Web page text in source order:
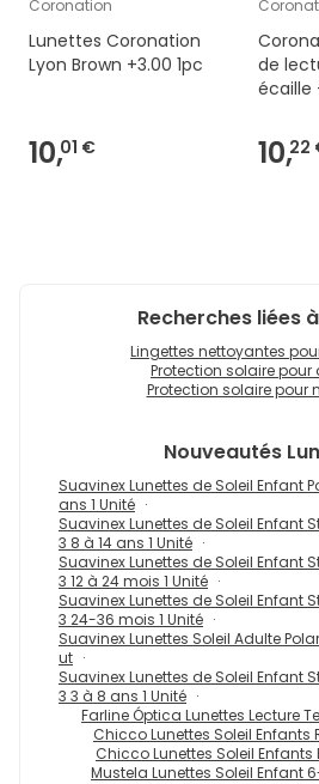
Coronation
Lunettes Coronation
Lyon Brown +3.00 1pc
10,01 €
de
écaille
10,22
Recherches liées
Lingettes nettoyantes
Protection solaire pour
Protection solaire pour
Nouveautés
Suavinex Lunettes de Soleil Enfant
ans 1 Unité
Suavinex Lunettes de Soleil Enfant
3 8 à 14 ans 1 Unité
Suavinex Lunettes de Soleil Enfant
3 12 à 24 mois 1 Unité
Suavinex Lunettes de Soleil Enfant
3 24-36 mois 1 Unité
Suavinex Lunettes Soleil Adulte
ut
Suavinex Lunettes de Soleil Enfant
3 3 à 8 ans 1 Unité
Farline Óptica Lunettes Lecture
Chicco Lunettes Soleil Enfants
Chicco Lunettes Soleil Enfants
Mustela Lunettes Soleil Enfant